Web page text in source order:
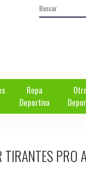
Ropa
Deportiva
TIRANTES PRO